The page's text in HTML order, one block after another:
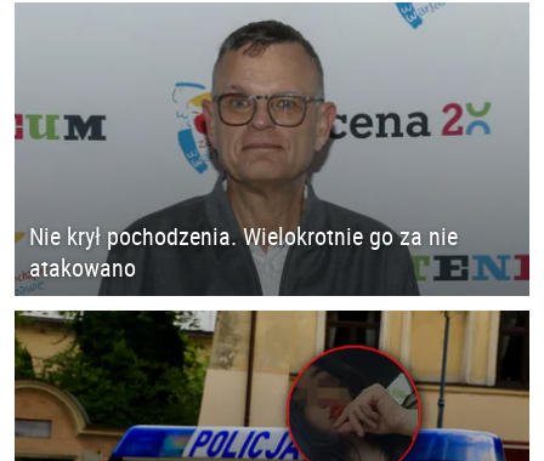
Nie krył pochodzenia. Wielokrotnie go za nie
atakowano